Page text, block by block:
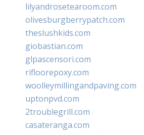
lilyandrosetearoom.com
olivesburgberrypatch.com
theslushkids.com
giobastian.com
glpascensori.com
rifloorepoxy.com
woolleymillingandpaving.com
uptonpvd.com
2troublegrill.com
casateranga.com